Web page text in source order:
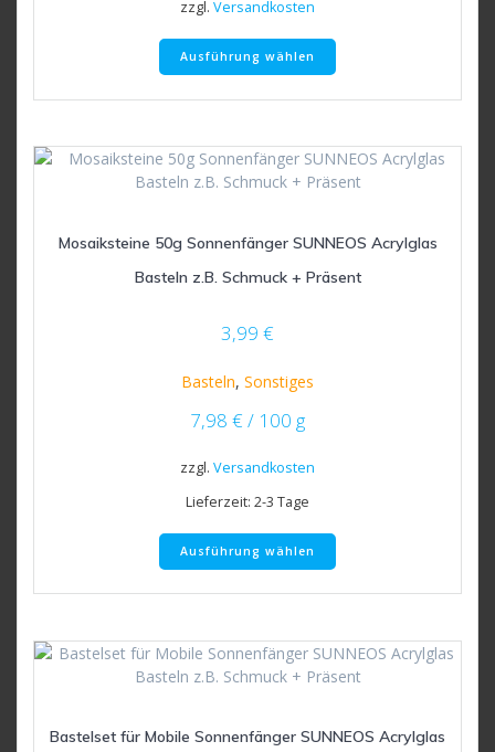
zzgl. Versandkosten
Ausführung wählen
Dieses
mehrere
auf.
Die
auf
der
Mosaiksteine 50g Sonnenfänger SUNNEOS Acrylglas
Basteln z.B. Schmuck + Präsent
3,99 €
Basteln, Sonstiges
7,98 € / 100 g
zzgl. Versandkosten
Lieferzeit: 2-3 Tage
Ausführung wählen
Dieses
mehrere
auf.
Die
auf
Bastelset für Mobile Sonnenfänger SUNNEOS Acrylglas